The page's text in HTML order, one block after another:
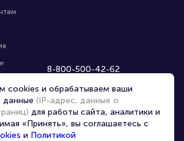
8-800-500-42-62
info@portalbilet.ru
С 10:00 до 21:00,
звонок бесплатный
Все площадки
cookies и обрабатываем ваши
данные (IP-адрес, данные о
для работы сайта, аналитики и
«Принять», вы соглашаетесь с
и Политикой